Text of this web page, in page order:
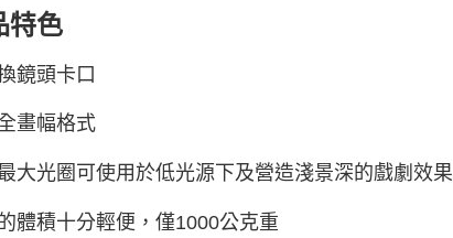
特色
鏡頭卡口
畫幅格式
大光圈可使用於低光源下及營造淺景深的戲劇效果
體積十分輕便，僅1000公克重